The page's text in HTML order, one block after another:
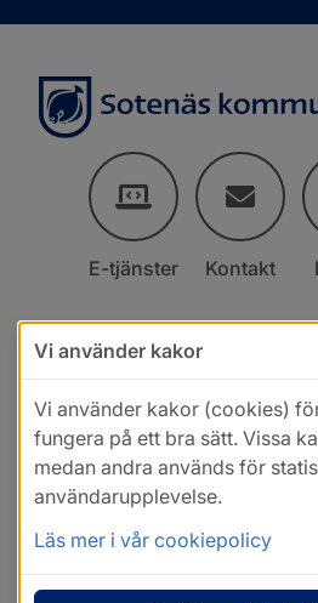
E-tjänster Kontakt
Vi använder kakor
Vi använder kakor (cookies)
fungera på ett bra sätt. Vissa
medan andra används för
användarupplevelse.
Läs mer i vår cookiepolicy